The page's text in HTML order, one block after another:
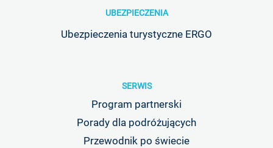
UBEZPIECZENIA
Ubezpieczenia turystyczne ERGO
SERWIS
Program partnerski
Porady dla podróżujących
Przewodnik po świecie